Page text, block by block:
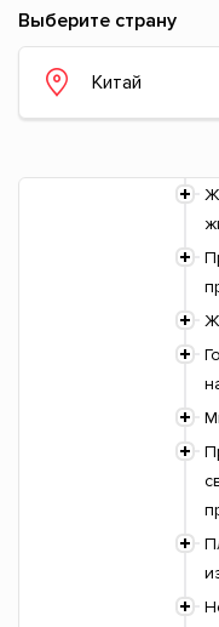
Выберите страну